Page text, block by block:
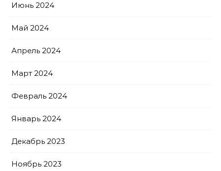
Июнь 2024
Май 2024
Апрель 2024
Март 2024
Февраль 2024
Январь 2024
Декабрь 2023
Ноябрь 2023